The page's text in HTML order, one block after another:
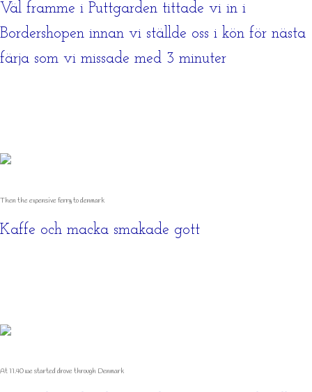
Väl framme i Puttgarden tittade vi in i
Bordershopen innan vi ställde oss i kön för nästa
färja som vi missade med 3 minuter
Then the expensive ferry to denmark
Kaffe och macka smakade gott
At 11.40 we started drove through Denmark